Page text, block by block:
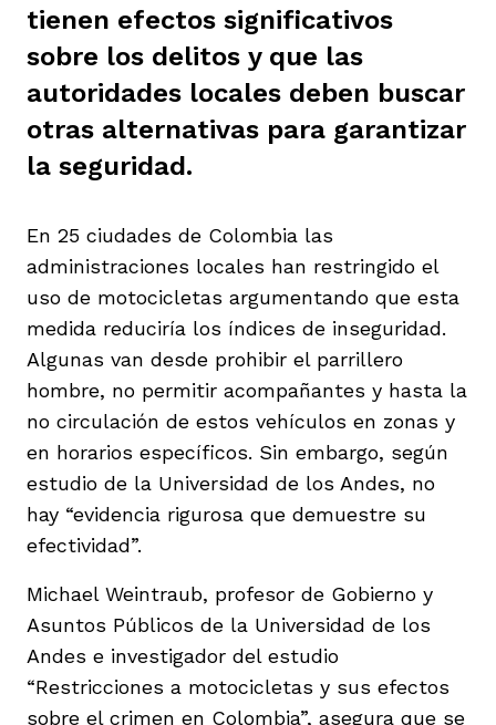
tienen efectos significativos
sobre los delitos y que las
autoridades locales deben buscar
otras alternativas para garantizar
la seguridad.
En 25 ciudades de Colombia las
administraciones locales han restringido el
uso de motocicletas argumentando que esta
medida reduciría los índices de inseguridad.
Algunas van desde prohibir el parrillero
hombre, no permitir acompañantes y hasta la
no circulación de estos vehículos en zonas y
en horarios específicos. Sin embargo, según
estudio de la Universidad de los Andes, no
hay “evidencia rigurosa que demuestre su
efectividad”.
Michael Weintraub, profesor de Gobierno y
Asuntos Públicos de la Universidad de los
Andes e investigador del estudio
“Restricciones a motocicletas y sus efectos
sobre el crimen en Colombia”, asegura que se
2023
Baja
del Cesar
Ana